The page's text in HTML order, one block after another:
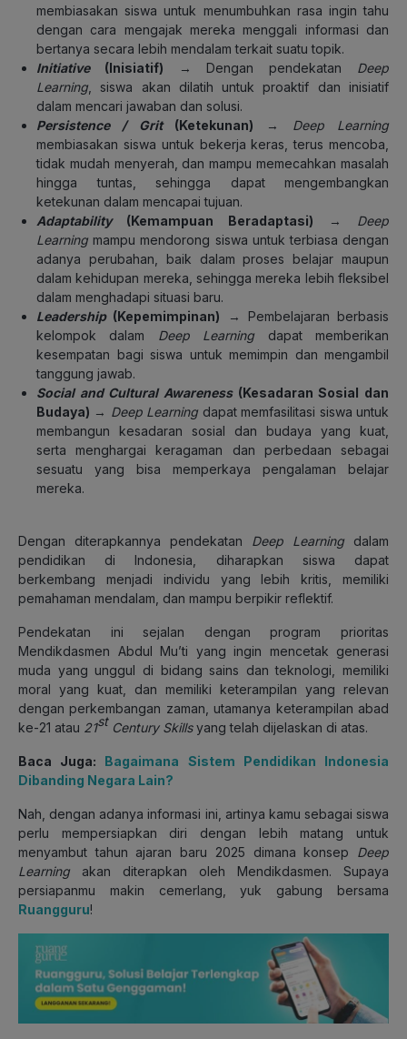
membiasakan siswa untuk menumbuhkan rasa ingin tahu
dengan cara mengajak mereka menggali informasi dan
bertanya secara lebih mendalam terkait suatu topik.
Initiative(Inisiatif) → Dengan pendekatan Deep
Learning , siswa akan dilatih untuk proaktif dan inisiatif
dalam mencari jawaban dan solusi.
Persistence / Grit(Ketekunan) → Deep Learning
membiasakan siswa untuk bekerja keras, terus mencoba,
tidak mudah menyerah, dan mampu memecahkan masalah
hingga tuntas, sehingga dapat mengembangkan
ketekunan dalam mencapai tujuan.
Adaptability(Kemampuan Beradaptasi) → Deep
Learning mampu mendorong siswa untuk terbiasa dengan
adanya perubahan, baik dalam proses belajar maupun
dalam kehidupan mereka, sehingga mereka lebih fleksibel
dalam menghadapi situasi baru.
Leadership(Kepemimpinan) → Pembelajaran berbasis
kelompok dalam Deep Learning dapat memberikan
kesempatan bagi siswa untuk memimpin dan mengambil
tanggung jawab.
Social and Cultural Awareness(Kesadaran Sosial dan
Budaya) → Deep Learning dapat memfasilitasi siswa untuk
membangun kesadaran sosial dan budaya yang kuat,
serta menghargai keragaman dan perbedaan sebagai
sesuatu yang bisa memperkaya pengalaman belajar
mereka.
Dengan diterapkannya pendekatan Deep Learning dalam
pendidikan di Indonesia, diharapkan siswa dapat
berkembang menjadi individu yang lebih kritis, memiliki
pemahaman mendalam, dan mampu berpikir reflektif.
Pendekatan ini sejalan dengan program prioritas
Mendikdasmen Abdul Mu’ti yang ingin mencetak generasi
muda yang unggul di bidang sains dan teknologi, memiliki
moral yang kuat, dan memiliki keterampilan yang relevan
dengan perkembangan zaman, utamanya keterampilan abad
ke-21 atau 21st Century Skillsyang telah dijelaskan di atas.
Baca Juga: Bagaimana Sistem Pendidikan Indonesia
Dibanding Negara Lain?
Nah, dengan adanya informasi ini, artinya kamu sebagai siswa
perlu mempersiapkan diri dengan lebih matang untuk
menyambut tahun ajaran baru 2025 dimana konsep Deep
Learning akan diterapkan oleh Mendikdasmen. Supaya
persiapanmu makin cemerlang, yuk gabung bersama
Ruangguru!